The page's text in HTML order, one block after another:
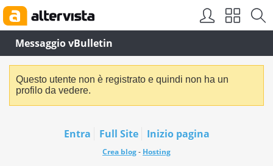
Messaggio vBulletin
Questo utente non è registrato e quindi non ha un
profilo da vedere.
Entra Full Site Inizio pagina
Crea blog- Hosting